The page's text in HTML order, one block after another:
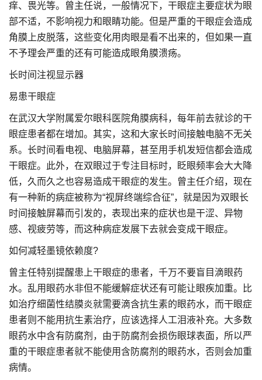
痒、畏光等。曾主任说，一般情况下，干眼症主要症状为眼
部不适，不影响视力和眼睛功能。但是严重的干眼症会造成
角膜上皮脱落，这些变化用肉眼是看不出来的，但如果一直
不予理会严重的还有可能造成眼角膜溃疡。
长时间注视显示器
易患干眼症
在武汉大学附属爱尔眼科医院角膜病科，每年前去就诊的干
眼症患者都在增加。其实，这和大家长时间接触电脑不无关
系。长时间看电视、电脑屏幕，甚至用手机发短信都会造成
干眼症。此外，在双眼过于专注目标时，眨眼频率会大大降
低，久而久之也容易造成干眼症的发生。曾主任介绍，现在
有一种新的病症被称为“视屏终端综合征”，就是因为双眼长
时间接触屏幕而引发的，表现出来的症状也是干涩、异物
感、视疲劳等，而这种病症发展下去就会变成干眼症。
如何减轻墨镜依赖度?
曾主任特别提醒患上干眼症的患者，千万不要盲目滴眼药
水。乱用眼药水非但不能缓解症状还有可能让眼疾加重。比
如治疗细菌性结膜炎就需要滴含抗生素的眼药水，而干眼症
患者则不能用抗生素治疗，应该选择人工泪液补充。大多数
眼药水中含有防腐剂，由于防腐剂会损伤眼球表面，所以严
重的干眼症患者就不能使用含防腐剂的眼药水，否则会加重
病情。